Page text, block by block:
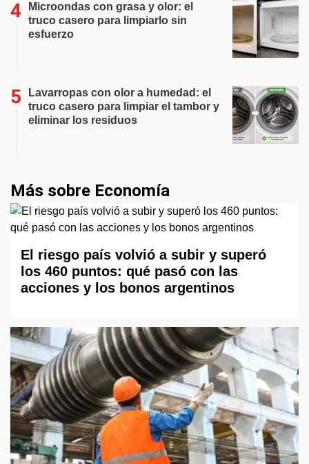
Microondas con grasa y olor: el
truco casero para limpiarlo sin
esfuerzo
Lavarropas con olor a humedad: el
truco casero para limpiar el tambor y
eliminar los residuos
Más sobre Economía
El riesgo país volvió a subir y superó
los 460 puntos: qué pasó con las
acciones y los bonos argentinos